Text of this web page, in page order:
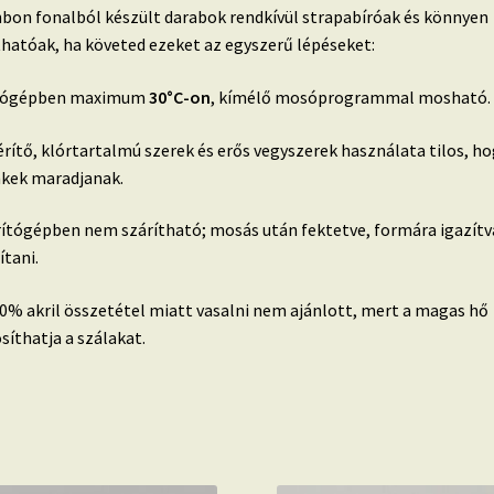
fonalból készült darabok rendkívül strapabíróak és könnyen
ha követed ezeket az egyszerű lépéseket:
maximum 30°C-on, kímélő mosóprogrammal mosható.
klórtartalmú szerek és erős vegyszerek használata tilos,
maradjanak.
nem szárítható; mosás után fektetve, formára
akril összetétel miatt vasalni nem ajánlott, mert a magas hő
a szálakat.